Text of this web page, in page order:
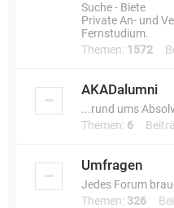
Suche - Biete
Private An- und
Fernstudium.
Themen: 1572
AKADalumni
...rund ums
Themen: 6
Umfragen
Jedes Forum
Themen: 326